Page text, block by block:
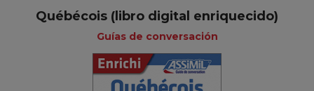
Québécois (libro digital enriquecido)
Guías de conversación